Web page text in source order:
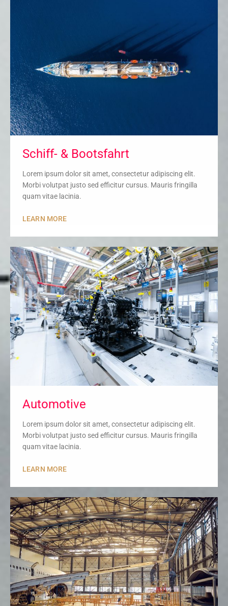
Schiff- & Bootsfahrt
Lorem ipsum dolor sit amet, consectetur adipiscing elit.
Morbi volutpat justo sed efficitur cursus. Mauris fringilla
quam vitae lacinia.
LEARN MORE
Automotive
Lorem ipsum dolor sit amet, consectetur adipiscing elit.
Morbi volutpat justo sed efficitur cursus. Mauris fringilla
quam vitae lacinia.
LEARN MORE